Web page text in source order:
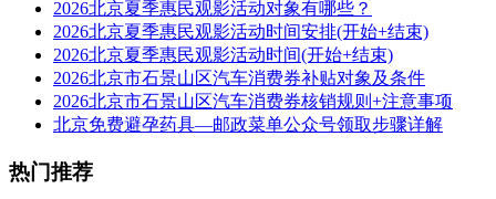
2026北京夏季惠民观影活动对象有哪些？
2026北京夏季惠民观影活动时间安排(开始+结束)
2026北京夏季惠民观影活动时间(开始+结束)
2026北京市石景山区汽车消费券补贴对象及条件
2026北京市石景山区汽车消费券核销规则+注意事项
北京免费避孕药具—邮政菜单公众号领取步骤详解
热门推荐